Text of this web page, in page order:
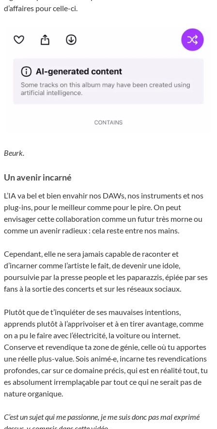
d’affaires pour celle-ci.
Beurk.
Un avenir incarné
L’IA va bel et bien envahir nos DAWs, nos instruments et nos
plug-ins, pour le meilleur comme pour le pire. On peut
envisager cette collaboration comme un futur très morne ou
comme un avenir radieux : cela reste entre nos mains.
Cependant, elle ne sera jamais capable de raconter et
d’incarner comme l’artiste le fait, de devenir une idole,
poursuivie par la presse people et les paparazzis, épiée par ses
fans à la sortie des concerts et sur les réseaux sociaux.
Plutôt que de t’inquiéter de ses mauvaises intentions,
apprends plutôt à l’apprivoiser et à en tirer avantage, comme
on a pu le faire avec l’électricité, la voiture ou internet.
Conserve et revendique ta zone de génie, celle où tu apportes
une réelle plus-value. Sois animé·e, incarne tes revendications
profondes, car sur ce domaine précis, qui est en réalité tout, tu
es absolument irremplaçable par tout ce qui ne serait pas de
nature organique.
C’est un sujet qui me passionne, je me suis donc pas mal exprimé